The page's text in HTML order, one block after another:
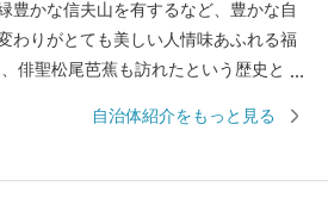
豊かな信夫山を有するなど、豊かな自
わりがとても美しい人情味あふれる福
聖松尾芭蕉も訪れたという歴史と伝
に数えられる温泉郷「高湯温泉」とい
自治体紹介をもっと見る